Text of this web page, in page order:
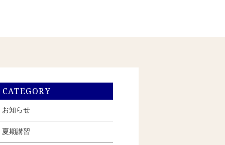
CATEGORY
お知らせ
夏期講習